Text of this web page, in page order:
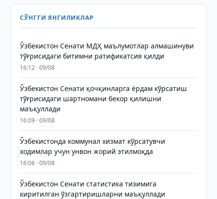
СЎНГГИ ЯНГИЛИКЛАР
Ўзбекистон Сенати МДҲ маълумотлар алмашинуви
тўғрисидаги битимни ратификатсия қилди
16:12 · 09/08
Ўзбекистон Сенати қочқинларга ёрдам кўрсатиш
тўғрисидаги шартномани бекор қилишни
маъқуллади
16:09 · 09/08
Ўзбекистонда коммунал хизмат кўрсатувчи
ходимлар учун унвон жорий этилмоқда
16:06 · 09/08
Ўзбекистон Сенати статистика тизимига
киритилган ўзгартиришларни маъқуллади